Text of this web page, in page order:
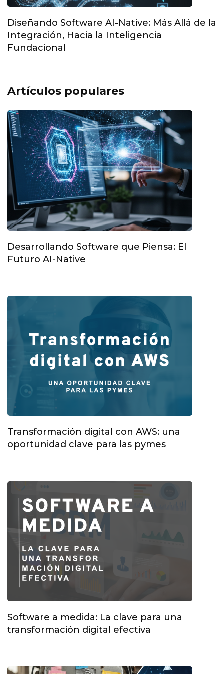
Diseñando Software AI-Native: Más Allá de la
Integración, Hacia la Inteligencia
Fundacional
Artículos populares
Desarrollando Software que Piensa: El
Futuro AI-Native
Transformación digital con AWS: una
oportunidad clave para las pymes
Software a medida: La clave para una
transformación digital efectiva